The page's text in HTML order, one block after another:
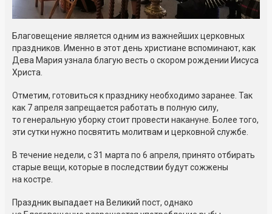
Благовещение является одним из важнейших церковных
праздников. Именно в этот день христиане вспоминают, как
Дева Мария узнала благую весть о скором рождении Иисуса
Христа.
Отметим, готовиться к празднику необходимо заранее. Так
как 7 апреля запрещается работать в полную силу,
то генеральную уборку стоит провести накануне. Более того,
эти сутки нужно посвятить молитвам и церковной службе.
В течение недели, с 31 марта по 6 апреля, принято отбирать
старые вещи, которые в последствии будут сожжены
на костре.
Праздник выпадает на Великий пост, однако